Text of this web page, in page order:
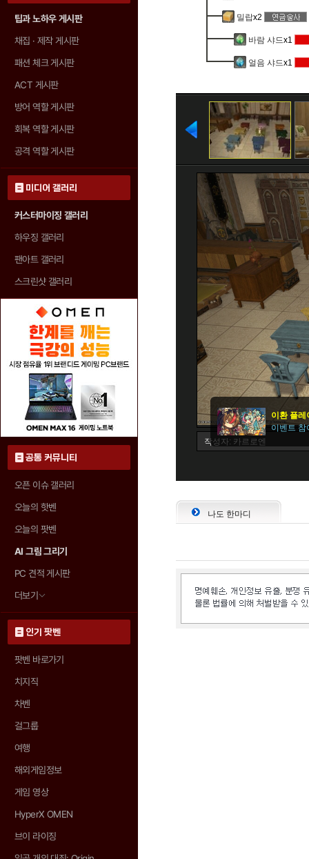
팁과 노하우 게시판
채집 · 제작 게시판
패션 체크 게시판
ACT 게시판
방어 역할 게시판
회복 역할 게시판
공격 역할 게시판
미디어 갤러리
커스터마이징 갤러리
하우징 갤러리
팬아트 갤러리
스크린샷 갤러리
공통 커뮤니티
오픈 이슈 갤러리
오늘의 핫벤
오늘의 팟벤
AI 그림 그리기
PC 견적 게시판
더보기
인기 팟벤
팟벤 바로가기
치지직
차벤
걸그룹
여행
해외게임정보
게임 영상
HyperX OMEN
브이 라이징
밀랍x2
바람 샤드x1
얼음 샤드x1
나도 한마디